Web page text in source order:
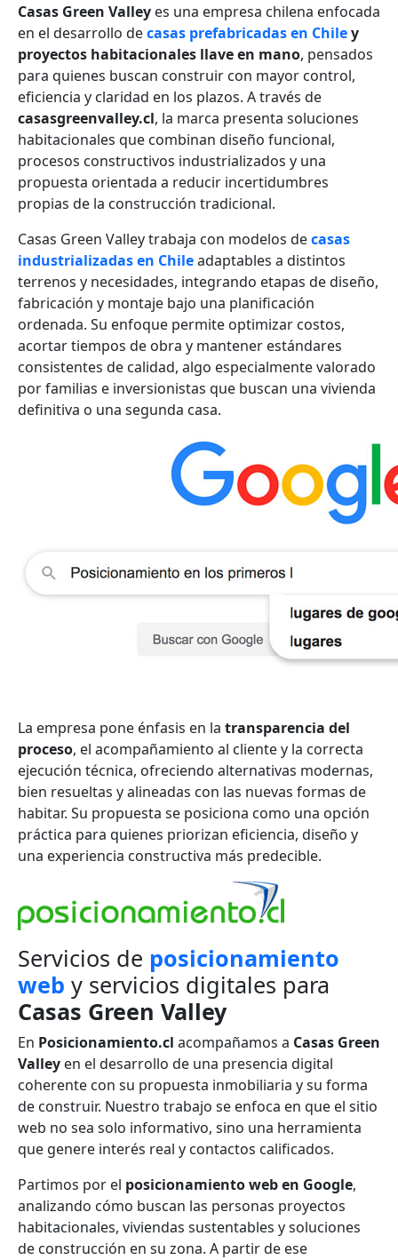
Casas Green Valley es una empresa chilena enfocada
en el desarrollo decasas prefabricadas en Chiley
proyectos habitacionales llave en mano, pensados
para quienes buscan construir con mayor control,
eficiencia y claridad en los plazos. A través de
casasgreenvalley.cl, la marca presenta soluciones
habitacionales que combinan diseño funcional,
procesos constructivos industrializados y una
propuesta orientada a reducir incertidumbres
propias de la construcción tradicional.
Casas Green Valley trabaja con modelos decasas
industrializadas en Chileadaptables a distintos
terrenos y necesidades, integrando etapas de diseño,
fabricación y montaje bajo una planificación
ordenada. Su enfoque permite optimizar costos,
acortar tiempos de obra y mantener estándares
consistentes de calidad, algo especialmente valorado
por familias e inversionistas que buscan una vivienda
definitiva o una segunda casa.
La empresa pone énfasis en la transparencia del
proceso, el acompañamiento al cliente y la correcta
ejecución técnica, ofreciendo alternativas modernas,
bien resueltas y alineadas con las nuevas formas de
habitar. Su propuesta se posiciona como una opción
práctica para quienes priorizan eficiencia, diseño y
una experiencia constructiva más predecible.
Servicios de posicionamiento
web y servicios digitales para
Casas Green Valley
En Posicionamiento.cl acompañamos a Casas Green
Valley en el desarrollo de una presencia digital
coherente con su propuesta inmobiliaria y su forma
de construir. Nuestro trabajo se enfoca en que el sitio
web no sea solo informativo, sino una herramienta
que genere interés real y contactos calificados.
Partimos por el posicionamiento web en Google,
analizando cómo buscan las personas proyectos
habitacionales, viviendas sustentables y soluciones
de construcción en su zona. A partir de ese